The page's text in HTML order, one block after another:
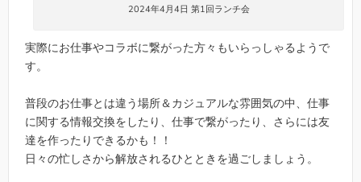
2024年4月4日 第1回ランチ会
実際にお仕事やコラボに繋がった方々もいらっしゃるようで
す。
普段のお仕事とは違う場所＆カジュアルな雰囲気の中、仕事
に関する情報交換をしたり、仕事で繋がったり、さらには友
達を作ったりできるかも！！
日々の忙しさから解放されるひとときを過ごしましょう。